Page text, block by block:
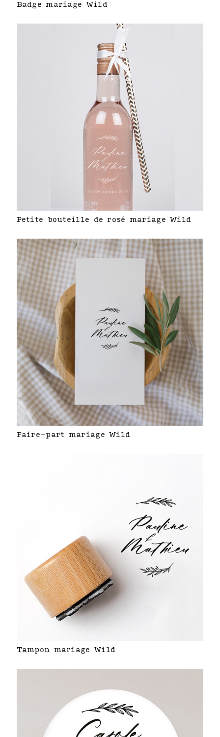
Badge mariage Wild
Petite bouteille de rosé mariage Wild
Faire-part mariage Wild
Tampon mariage Wild